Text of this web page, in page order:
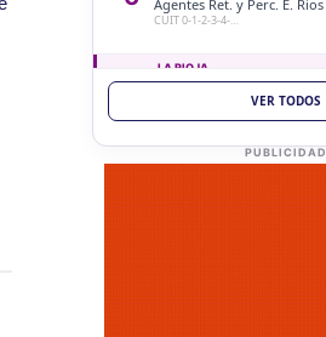
Agentes Ret. y Perc. E. Rios
CUIT 0-1-2-3-4-…
LA RIOJA
6
CUIT 0-1-2-3-4-…
VER TODOS
PUBLICIDAD